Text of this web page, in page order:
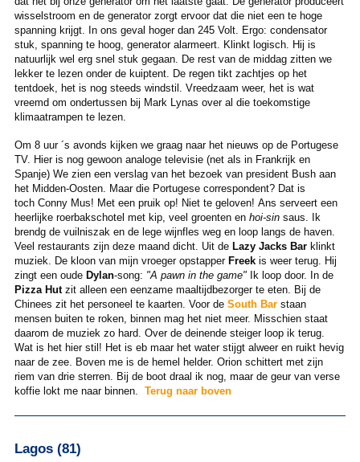
wisselstroom en de generator zorgt ervoor dat die niet een te hoge
spanning krijgt. In ons geval hoger dan 245 Volt. Ergo: condensator
stuk, spanning te hoog, generator alarmeert. Klinkt logisch. Hij is
natuurlijk wel erg snel stuk gegaan. De rest van de middag zitten we
lekker te lezen onder de kuiptent. De regen tikt zachtjes op het
tentdoek, het is nog steeds windstil. Vreedzaam weer, het is wat
vreemd om ondertussen bij Mark Lynas over al die toekomstige
klimaatrampen te lezen.
Om 8 uur ´s avonds kijken we graag naar het nieuws op de Portugese
TV. Hier is nog gewoon analoge televisie (net als in Frankrijk en
Spanje) We zien een verslag van het bezoek van president Bush aan
het Midden-Oosten. Maar die Portugese correspondent? Dat is
toch Conny Mus! Met een pruik op! Niet te geloven! Ans serveert een
heerlijke roerbakschotel met kip, veel groenten en hoi-sinsaus. Ik
brendg de vuilniszak en de lege wijnfles weg en loop langs de haven.
Veel restaurants zijn deze maand dicht. Uit de Lazy Jacks Barklinkt
muziek. De kloon van mijn vroeger opstapperFreekis weer terug. Hij
zingt een oude Dylan-song: "A pawn in the game"Ik loop door. In de
Pizza Hutzit alleen een eenzame maaltijdbezorger te eten. Bij de
Chinees zit het personeel te kaarten. Voor de South Barstaan
mensen buiten te roken, binnen mag het niet meer. Misschien staat
daarom de muziek zo hard. Over de deinende steiger loop ik terug.
Wat is het hier stil! Het is eb maar het water stijgt alweer en ruikt hevig
naar de zee. Boven me is de hemel helder. Orion schittert met zijn
riem van drie sterren. Bij de boot draal ik nog, maar de geur van verse
koffie lokt me naar binnen. Terug naar boven
Lagos (81)